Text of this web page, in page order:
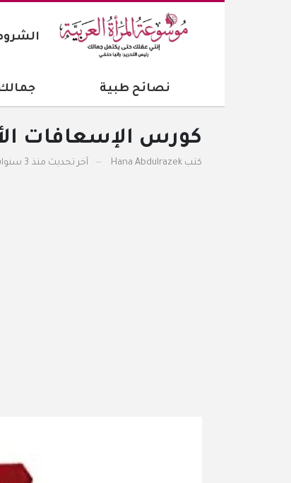
الشروط والأحكام
نصائح طبية جمالك
كورس الإسعافات الأولية 2019 للمبتدئين
Hana Abdulrazek آخر تحديث منذ 3 سنوات